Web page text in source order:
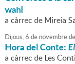
wahl
a càrrec de Mireia
Dijous,6 de novembrede
Hora del Conte:
a càrrec de Les